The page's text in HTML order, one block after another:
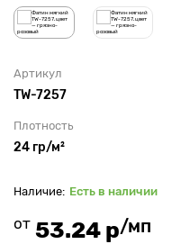
Артикул
TW-7257
Плотность
24 гр/м²
Есть в наличии
от 53.24 р/мп